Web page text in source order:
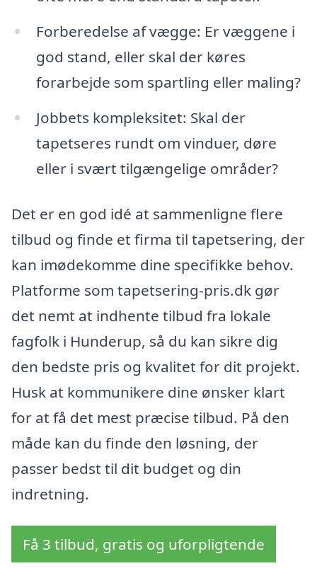
Forberedelse af vægge: Er væggene i
god stand, eller skal der køres
forarbejde som spartling eller maling?
Jobbets kompleksitet: Skal der
tapetseres rundt om vinduer, døre
eller i svært tilgængelige områder?
Det er en god idé at sammenligne flere
tilbud og finde et firma til tapetsering, der
kan imødekomme dine specifikke behov.
Platforme som tapetsering-pris.dk gør
det nemt at indhente tilbud fra lokale
fagfolk i Hunderup, så du kan sikre dig
den bedste pris og kvalitet for dit projekt.
Husk at kommunikere dine ønsker klart
for at få det mest præcise tilbud. På den
måde kan du finde den løsning, der
passer bedst til dit budget og din
indretning.
Få 3 tilbud, gratis og uforpligtende